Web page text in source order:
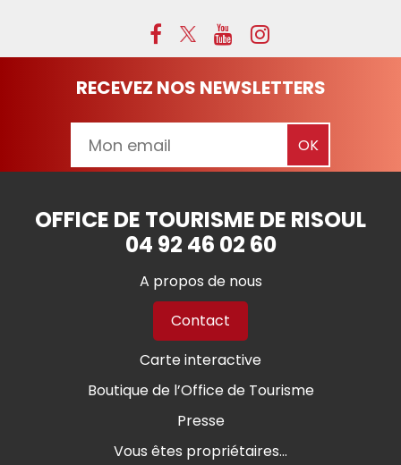
RECEVEZ NOS NEWSLETTERS
OFFICE DE TOURISME DE RISOUL
04 92 46 02 60
A propos de nous
Contact
Carte interactive
Boutique de l’Office de Tourisme
Presse
Vous êtes propriétaires...